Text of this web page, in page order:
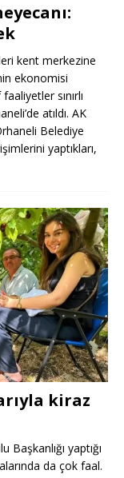
kent merkezine
ekonomisi
sınırlı
atıldı. AK
Belediye
yaptıkları,
kiraz
yaptığı
da çok faal.